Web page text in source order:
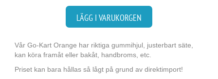
LÄGG I VARUKORGEN
Vår Go-Kart Orange har riktiga gummihjul, justerbart säte,
kan köra framåt eller bakåt, handbroms, etc.
Priset kan bara hållas så lågt på grund av direktimport!